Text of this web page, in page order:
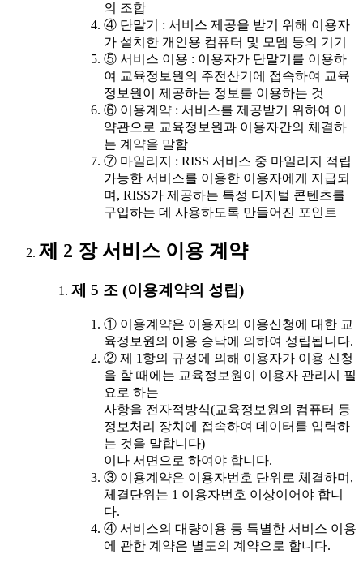
의 조합
④ 단말기 : 서비스 제공을 받기 위해 이용자
가 설치한 개인용 컴퓨터 및 모뎀 등의 기기
⑤ 서비스 이용 : 이용자가 단말기를 이용하
여 교육정보원의 주전산기에 접속하여 교육
정보원이 제공하는 정보를 이용하는 것
⑥ 이용계약 : 서비스를 제공받기 위하여 이
약관으로 교육정보원과 이용자간의 체결하
는 계약을 말함
⑦ 마일리지 : RISS 서비스 중 마일리지 적립
가능한 서비스를 이용한 이용자에게 지급되
며, RISS가 제공하는 특정 디지털 콘텐츠를
구입하는 데 사용하도록 만들어진 포인트
제 2 장 서비스 이용 계약
제 5 조 (이용계약의 성립)
① 이용계약은 이용자의 이용신청에 대한 교
육정보원의 이용 승낙에 의하여 성립됩니다.
② 제 1항의 규정에 의해 이용자가 이용 신청
을 할 때에는 교육정보원이 이용자 관리시 필
요로 하는
사항을 전자적방식(교육정보원의 컴퓨터 등
정보처리 장치에 접속하여 데이터를 입력하
는 것을 말합니다)
이나 서면으로 하여야 합니다.
③ 이용계약은 이용자번호 단위로 체결하며,
체결단위는 1 이용자번호 이상이어야 합니
다.
④ 서비스의 대량이용 등 특별한 서비스 이용
에 관한 계약은 별도의 계약으로 합니다.